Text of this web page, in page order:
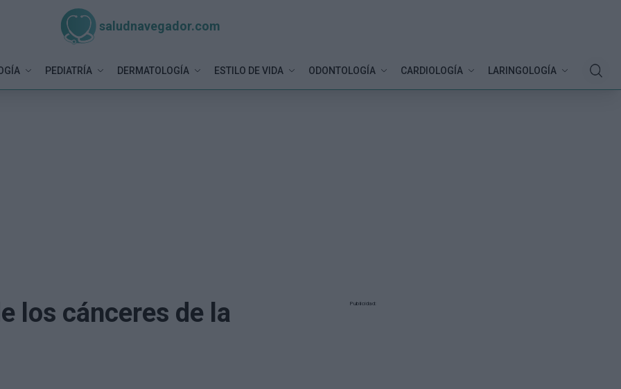
saludnavegador.com
PEDIATRÍA DERMATOLOGÍA ESTILO DE VIDA ODONTOLOGÍA CARDIOLOGÍA LARINGOLOGÍA
los cánceres de la
Publicidad: